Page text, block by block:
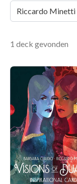
1 deck gevonden